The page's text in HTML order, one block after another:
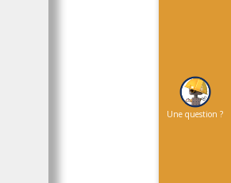
Une question ?